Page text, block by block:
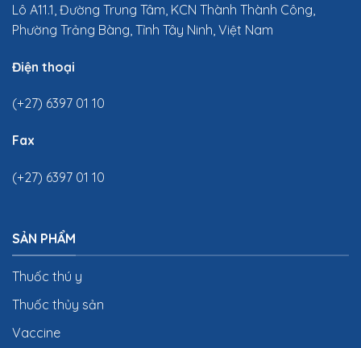
Lô A11.1, Đường Trung Tâm, KCN Thành Thành Công,
Phường Trảng Bàng, Tỉnh Tây Ninh, Việt Nam
Điện thoại
(+27) 6397 01 10
Fax
(+27) 6397 01 10
SẢN PHẨM
Thuốc thú y
Thuốc thủy sản
Vaccine